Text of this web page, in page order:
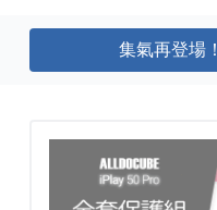
集氣再登場！